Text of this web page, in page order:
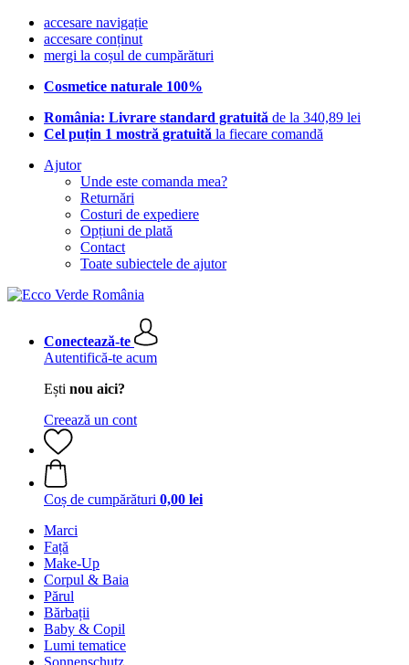
accesare navigație
accesare conținut
mergi la coșul de cumpărături
Cosmetice naturale 100%
România: Livrare standard gratuită de la 340,89 lei
Cel puțin 1 mostră gratuită la fiecare comandă
Ajutor
Unde este comanda mea?
Returnări
Costuri de expediere
Opțiuni de plată
Contact
Toate subiectele de ajutor
Conectează-te
Autentifică-te acum
Ești nou aici?
Creează un cont
Coș de cumpărături 0,00 lei
Marci
Față
Make-Up
Corpul & Baia
Părul
Bărbații
Baby & Copil
Lumi tematice
Sonnenschutz